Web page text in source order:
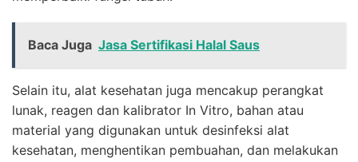
Baca Juga Jasa Sertifikasi Halal Saus
Selain itu, alat kesehatan juga mencakup perangkat
lunak, reagen dan kalibrator In Vitro, bahan atau
material yang digunakan untuk desinfeksi alat
kesehatan, menghentikan pembuahan, dan melakukan